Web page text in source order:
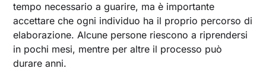
tempo necessario a guarire, ma è importante
accettare che ogni individuo ha il proprio percorso di
elaborazione. Alcune persone riescono a riprendersi
in pochi mesi, mentre per altre il processo può
durare anni.